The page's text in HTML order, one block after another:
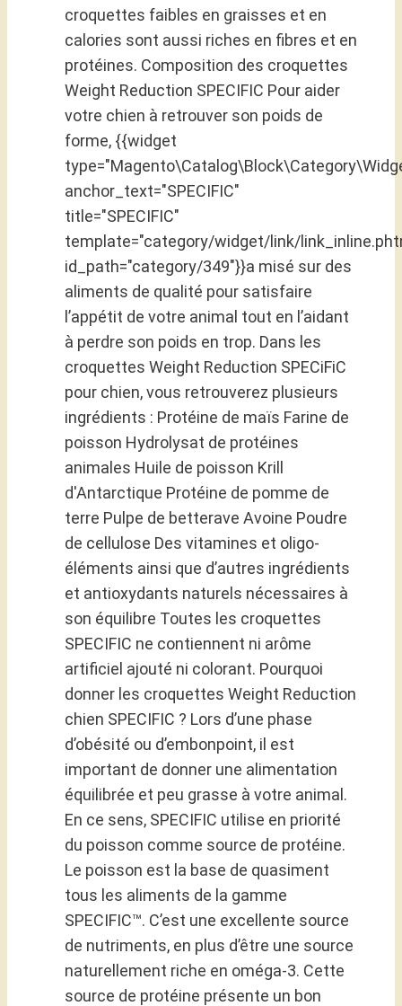
croquettes faibles en graisses et en
calories sont aussi riches en fibres et en
protéines. Composition des croquettes
Weight Reduction SPECIFIC Pour aider
votre chien à retrouver son poids de
forme, {{widget
anchor_text="SPECIFIC"
title="SPECIFIC"
template="category/widget/link/
id_path="category/349"}}a misé sur des
aliments de qualité pour satisfaire
l’appétit de votre animal tout en l’aidant
à perdre son poids en trop. Dans les
croquettes Weight Reduction SPECiFiC
pour chien, vous retrouverez plusieurs
ingrédients : Protéine de maïs Farine de
poisson Hydrolysat de protéines
animales Huile de poisson Krill
d'Antarctique Protéine de pomme de
terre Pulpe de betterave Avoine Poudre
de cellulose Des vitamines et oligo-
éléments ainsi que d’autres ingrédients
et antioxydants naturels nécessaires à
son équilibre Toutes les croquettes
SPECIFIC ne contiennent ni arôme
artificiel ajouté ni colorant. Pourquoi
donner les croquettes Weight Reduction
chien SPECIFIC ? Lors d’une phase
d’obésité ou d’embonpoint, il est
important de donner une alimentation
équilibrée et peu grasse à votre animal.
En ce sens, SPECIFIC utilise en priorité
du poisson comme source de protéine.
Le poisson est la base de quasiment
tous les aliments de la gamme
SPECIFIC™. C’est une excellente source
de nutriments, en plus d’être une source
naturellement riche en oméga-3. Cette
source de protéine présente un bon